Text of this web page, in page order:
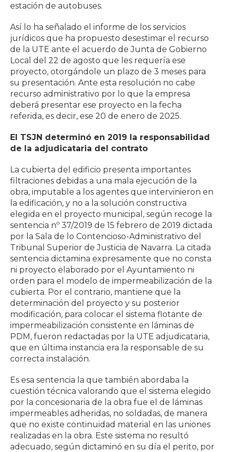
estación de autobuses.
Así lo ha señalado el informe de los servicios
jurídicos que ha propuesto desestimar el recurso
de la UTE ante el acuerdo de Junta de Gobierno
Local del 22 de agosto que les requería ese
proyecto, otorgándole un plazo de 3 meses para
su presentación. Ante esta resolución no cabe
recurso administrativo por lo que la empresa
deberá presentar ese proyecto en la fecha
referida, es decir, ese 20 de enero de 2025.
El TSJN determinó en 2019 la responsabilidad
de la adjudicataria del contrato
La cubierta del edificio presenta importantes
filtraciones debidas a una mala ejecución de la
obra, imputable a los agentes que intervinieron en
la edificación, y no a la solución constructiva
elegida en el proyecto municipal, según recoge la
sentencia nº 37/2019 de 15 febrero de 2019 dictada
por la Sala de lo Contencioso-Administrativo del
Tribunal Superior de Justicia de Navarra. La citada
sentencia dictamina expresamente que no consta
ni proyecto elaborado por el Ayuntamiento ni
orden para el modelo de impermeabilización de la
cubierta. Por el contrario, mantiene que la
determinación del proyecto y su posterior
modificación, para colocar el sistema flotante de
impermeabilización consistente en láminas de
PDM, fueron redactadas por la UTE adjudicataria,
que en última instancia era la responsable de su
correcta instalación.
Es esa sentencia la que también abordaba la
cuestión técnica valorando que el sistema elegido
por la concesionaria de la obra fue el de láminas
impermeables adheridas, no soldadas, de manera
que no existe continuidad material en las uniones
realizadas en la obra. Este sistema no resultó
adecuado, según dictaminó en su día el perito, por